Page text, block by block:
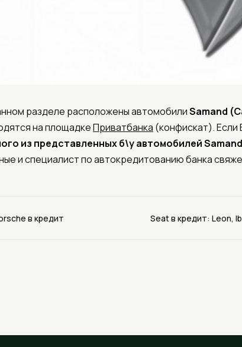
разделе расположены автомобилиSamand
на площадкеПриватбанка (конфискат). Если
из представленных б\у автомобилей
и специалист по автокредитованию банка
в кредит Seat в кредит: Leon,